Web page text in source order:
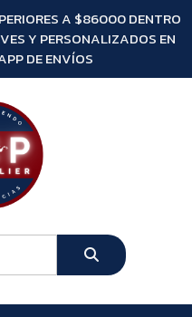
A $86000 DENTRO
Y PERSONALIZADOS EN
DE ENVÍOS